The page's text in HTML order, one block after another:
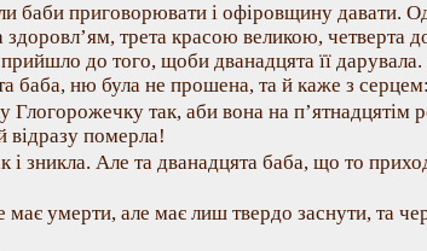
баби приговорювати і офіровщину давати.
здоровл’ям, трета красою великою, четверта
до того, щоби дванадцята її
баба, ню була не прошена, та й каже з серцем:
Глогорожечку так, аби вона на п’ятнадцятім
відразу померла!
і зникла. Але та дванадцята баба, що то
умерти, але має лиш твердо заснути, та